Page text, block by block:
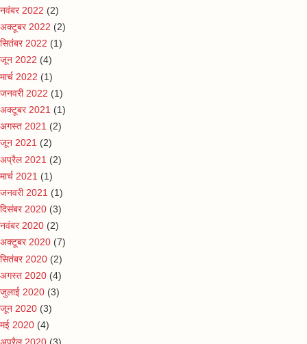
नवंबर 2022 (2)
अक्टूबर 2022 (2)
सितंबर 2022 (1)
जून 2022 (4)
मार्च 2022 (1)
जनवरी 2022 (1)
अक्टूबर 2021 (1)
अगस्त 2021 (2)
जून 2021 (2)
अप्रैल 2021 (2)
मार्च 2021 (1)
जनवरी 2021 (1)
दिसंबर 2020 (3)
नवंबर 2020 (2)
अक्टूबर 2020 (7)
सितंबर 2020 (2)
अगस्त 2020 (4)
जुलाई 2020 (3)
जून 2020 (3)
मई 2020 (4)
अप्रैल 2020 (3)